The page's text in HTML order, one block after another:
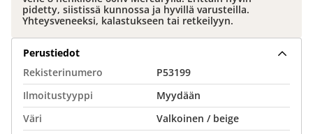
pidetty, siistissä kunnossa ja hyvillä varusteilla.
Yhteysveneeksi, kalastukseen tai retkeilyyn.
Perustiedot
Rekisterinumero
P53199
Ilmoitustyyppi
Myydään
Väri
Valkoinen / beige